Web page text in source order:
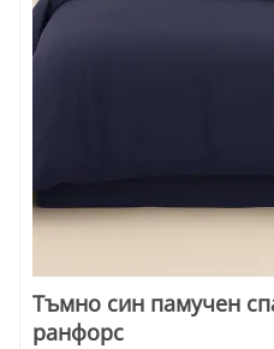
Тъмно син памучен
ранфорс